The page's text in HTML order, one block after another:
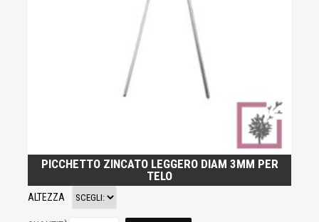
PICCHETTO ZINCATO LEGGERO DIAM 3MM PER
TELO
ALTEZZA